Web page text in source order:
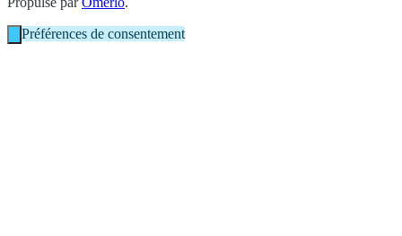
Préférences de consentement